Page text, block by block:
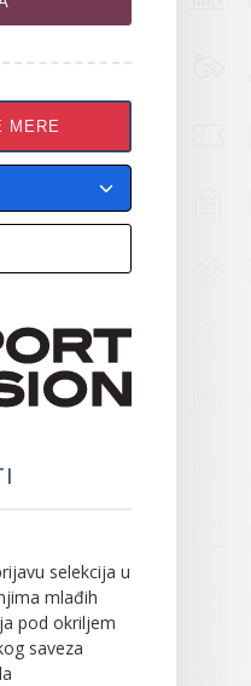
MERE
selekcija u
mlađih
pod okriljem
saveza